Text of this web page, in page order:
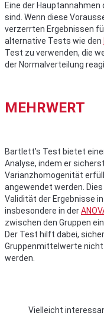
Eine der
sind. Wenn diese
verzerrten Ergebnissen
alternative Tests wie den
Test zu verwenden, die
der Normalverteilung
MEHRWERT
Bartlett’s Test bietet
Analyse, indem er
Varianzhomogenität
angewendet werden.
Validität der Ergebnisse
insbesondere in der
zwischen den Gruppen
Der Test hilft dabei,
Gruppenmittelwerte
werden.
Vielleicht